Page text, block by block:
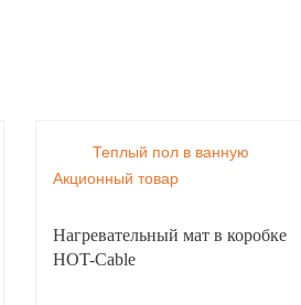
Теплый пол в ванную
Акционный товар
Нагревательный мат в коробке
HOT-Cable